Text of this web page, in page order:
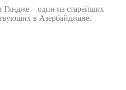
– один из старейших
в Азербайджане.